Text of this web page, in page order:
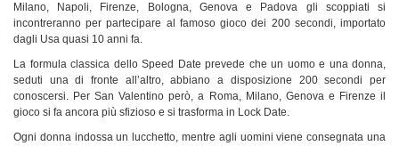
Milano, Napoli, Firenze, Bologna, Genova e Padova gli scoppiati si
incontreranno per partecipare al famoso gioco dei 200 secondi, importato
dagli Usa quasi 10 anni fa.
La formula classica dello Speed Date prevede che un uomo e una donna,
seduti una di fronte all’altro, abbiano a disposizione 200 secondi per
conoscersi. Per San Valentino però, a Roma, Milano, Genova e Firenze il
gioco si fa ancora più sfizioso e si trasforma in Lock Date.
Ogni donna indossa un lucchetto, mentre agli uomini viene consegnata una